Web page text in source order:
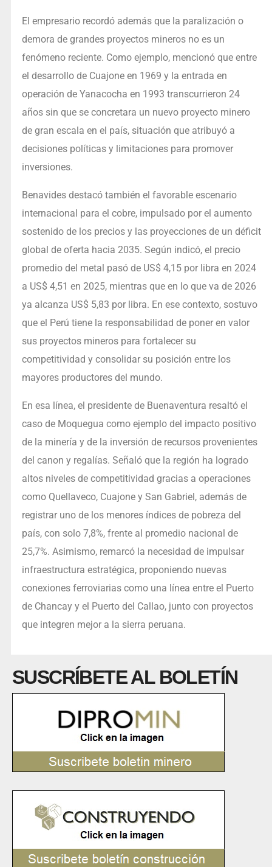
El empresario recordó además que la paralización o
demora de grandes proyectos mineros no es un
fenómeno reciente. Como ejemplo, mencionó que entre
el desarrollo de Cuajone en 1969 y la entrada en
operación de Yanacocha en 1993 transcurrieron 24
años sin que se concretara un nuevo proyecto minero
de gran escala en el país, situación que atribuyó a
decisiones políticas y limitaciones para promover
inversiones.
Benavides destacó también el favorable escenario
internacional para el cobre, impulsado por el aumento
sostenido de los precios y las proyecciones de un déficit
global de oferta hacia 2035. Según indicó, el precio
promedio del metal pasó de US$ 4,15 por libra en 2024
a US$ 4,51 en 2025, mientras que en lo que va de 2026
ya alcanza US$ 5,83 por libra. En ese contexto, sostuvo
que el Perú tiene la responsabilidad de poner en valor
sus proyectos mineros para fortalecer su
competitividad y consolidar su posición entre los
mayores productores del mundo.
En esa línea, el presidente de Buenaventura resaltó el
caso de Moquegua como ejemplo del impacto positivo
de la minería y de la inversión de recursos provenientes
del canon y regalías. Señaló que la región ha logrado
altos niveles de competitividad gracias a operaciones
como Quellaveco, Cuajone y San Gabriel, además de
registrar uno de los menores índices de pobreza del
país, con solo 7,8%, frente al promedio nacional de
25,7%. Asimismo, remarcó la necesidad de impulsar
infraestructura estratégica, proponiendo nuevas
conexiones ferroviarias como una línea entre el Puerto
de Chancay y el Puerto del Callao, junto con proyectos
que integren mejor a la sierra peruana.
SUSCRÍBETE AL BOLETÍN